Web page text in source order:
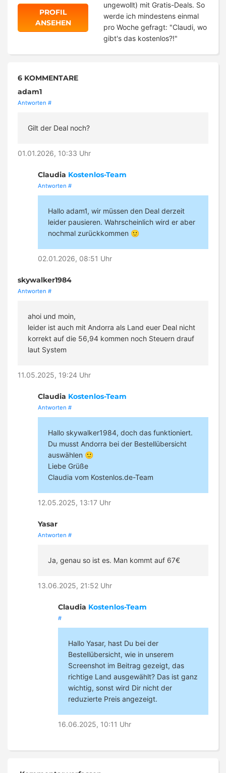
PROFIL
ANSEHEN
ungewollt) mit Gratis-Deals. So
werde ich mindestens einmal
pro Woche gefragt: "Claudi, wo
gibt's das kostenlos?!"
6 KOMMENTARE
adam1
Antworten #
Gilt der Deal noch?
01.01.2026, 10:33 Uhr
Claudia Kostenlos-Team
Antworten #
Hallo adam1, wir müssen den Deal derzeit
leider pausieren. Wahrscheinlich wird er aber
nochmal zurückkommen 🙂
02.01.2026, 08:51 Uhr
skywalker1984
Antworten #
ahoi und moin,
leider ist auch mit Andorra als Land euer Deal nicht
korrekt auf die 56,94 kommen noch Steuern drauf
laut System
11.05.2025, 19:24 Uhr
Claudia Kostenlos-Team
Antworten #
Hallo skywalker1984, doch das funktioniert.
Du musst Andorra bei der Bestellübersicht
auswählen 🙂
Liebe Grüße
Claudia vom Kostenlos.de-Team
12.05.2025, 13:17 Uhr
Yasar
Antworten #
Ja, genau so ist es. Man kommt auf 67€
13.06.2025, 21:52 Uhr
Claudia Kostenlos-Team
#
Hallo Yasar, hast Du bei der
Bestellübersicht, wie in unserem
Screenshot im Beitrag gezeigt, das
richtige Land ausgewählt? Das ist ganz
wichtig, sonst wird Dir nicht der
reduzierte Preis angezeigt.
16.06.2025, 10:11 Uhr